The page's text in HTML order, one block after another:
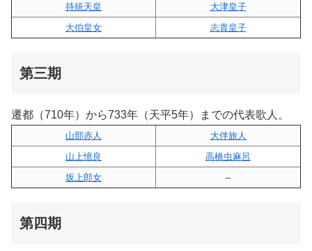
持統天皇
大津皇子
大伯皇女
志貴皇子
第三期
遷都（710年）から733年（天平5年）までの代表歌人。
山部赤人
大伴旅人
山上憶良
高橋虫麻呂
坂上郎女
–
第四期